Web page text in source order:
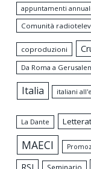
appuntamenti annuali
Comunità
coproduzioni
Da Roma a
Italia italiani
La Dante
MAECI